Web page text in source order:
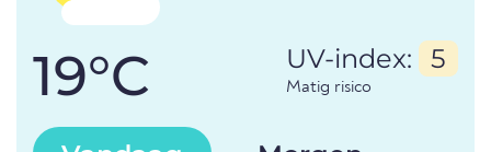
19°C UV-index: 5
Matig risico